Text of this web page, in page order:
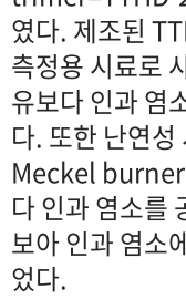
였다. 제조된
측정용 시료로
유보다 인과 염
다. 또한 난연
Meckel burner
다 인과 염소를
보아 인과 염소
었다.